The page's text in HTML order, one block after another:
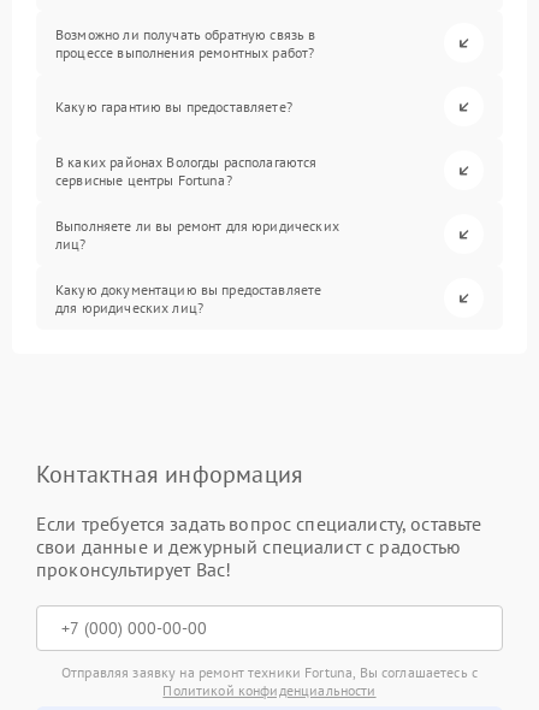
Возможно ли получать обратную связь в
процессе выполнения ремонтных работ?
Какую гарантию вы предоставляете?
В каких районах Вологды располагаются
сервисные центры Fortuna?
Выполняете ли вы ремонт для юридических
лиц?
Какую документацию вы предоставляете
для юридических лиц?
Контактная информация
Если требуется задать вопрос специалисту, оставьте
свои данные и дежурный специалист с радостью
проконсультирует Вас!
Отправляя заявку на ремонт техники Fortuna, Вы соглашаетесь с
Политикой конфиденциальности